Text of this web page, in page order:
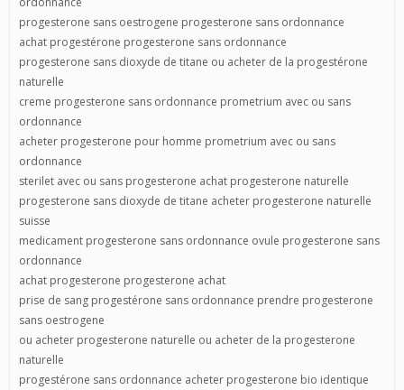
progesterone sans oestrogene progesterone sans ordonnance
achat progestérone progesterone sans ordonnance
progesterone sans dioxyde de titane ou acheter de la progestérone
naturelle
creme progesterone sans ordonnance prometrium avec ou sans
ordonnance
acheter progesterone pour homme prometrium avec ou sans
ordonnance
sterilet avec ou sans progesterone achat progesterone naturelle
progesterone sans dioxyde de titane acheter progesterone naturelle
suisse
medicament progesterone sans ordonnance ovule progesterone sans
ordonnance
achat progesterone progesterone achat
prise de sang progestérone sans ordonnance prendre progesterone
sans oestrogene
ou acheter progesterone naturelle ou acheter de la progesterone
naturelle
progestérone sans ordonnance acheter progesterone bio identique